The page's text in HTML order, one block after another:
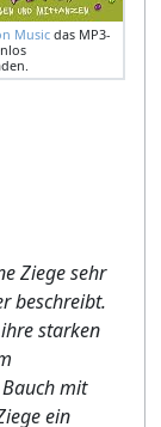
Musicdas MP3-
Ziege sehr
beschreibt.
starken
mit
ein